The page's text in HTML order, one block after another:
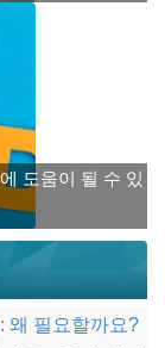
도움이 될 수 있
왜 필요할까요?